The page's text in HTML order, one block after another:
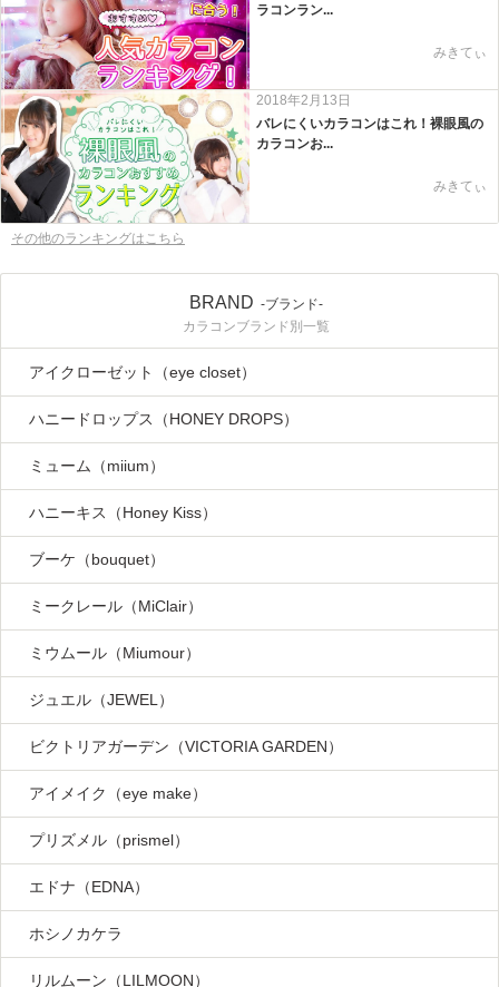
ラコンラン...
みきてぃ
2018年2月13日
バレにくいカラコンはこれ！裸眼風の
カラコンお...
みきてぃ
その他のランキングはこちら
BRAND -ブランド-
カラコンブランド別一覧
アイクローゼット（eye closet）
ハニードロップス（HONEY DROPS）
ミューム（miium）
ハニーキス（Honey Kiss）
ブーケ（bouquet）
ミークレール（MiClair）
ミウムール（Miumour）
ジュエル（JEWEL）
ビクトリアガーデン（VICTORIA GARDEN）
アイメイク（eye make）
プリズメル（prismel）
エドナ（EDNA）
ホシノカケラ
リルムーン（LILMOON）